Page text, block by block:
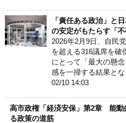
「責任ある政治」と
の安定がもたらす「
2026年2月9日、自民
を超える316議席を確
にとって「最大の懸
感を一掃する結果とな
02/10 14:03
高市政権「経済安保」第2章 能動
る政策の道筋